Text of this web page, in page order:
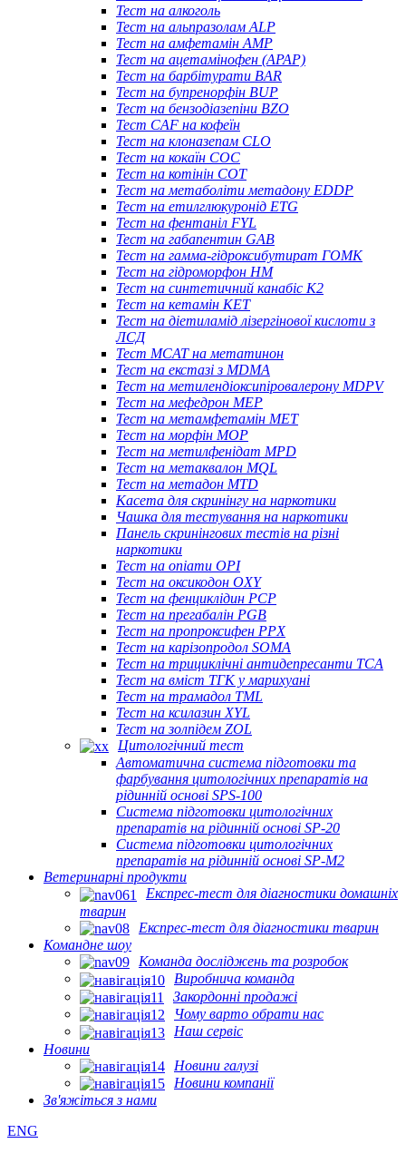
Тест на алкоголь
Тест на альпразолам ALP
Тест на амфетамін AMP
Тест на ацетамінофен (APAP)
Тест на барбітурати BAR
Тест на бупренорфін BUP
Тест на бензодіазепіни BZO
Тест CAF на кофеїн
Тест на клоназепам CLO
Тест на кокаїн COC
Тест на котінін COT
Тест на метаболіти метадону EDDP
Тест на етилглюкуронід ETG
Тест на фентаніл FYL
Тест на габапентин GAB
Тест на гамма-гідроксибутират ГОМК
Тест на гідроморфон HM
Тест на синтетичний канабіс K2
Тест на кетамін KET
Тест на діетиламід лізергінової кислоти з
ЛСД
Тест MCAT на метатинон
Тест на екстазі з MDMA
Тест на метилендіоксипіровалерону MDPV
Тест на мефедрон MEP
Тест на метамфетамін MET
Тест на морфін MOP
Тест на метилфенідат MPD
Тест на метаквалон MQL
Тест на метадон MTD
Касета для скринінгу на наркотики
Чашка для тестування на наркотики
Панель скринінгових тестів на різні
наркотики
Тест на опіати OPI
Тест на оксикодон OXY
Тест на фенциклідин PCP
Тест на прегабалін PGB
Тест на пропроксифен PPX
Тест на карізопродол SOMA
Тест на трициклічні антидепресанти TCA
Тест на вміст ТГК у марихуані
Тест на трамадол TML
Тест на ксилазин XYL
Тест на золпідем ZOL
Цитологічний тест
Автоматична система підготовки та
фарбування цитологічних препаратів на
рідинній основі SPS-100
Система підготовки цитологічних
препаратів на рідинній основі SP-20
Система підготовки цитологічних
препаратів на рідинній основі SP-M2
Ветеринарні продукти
Експрес-тест для діагностики домашніх
тварин
Експрес-тест для діагностики тварин
Командне шоу
Команда досліджень та розробок
Виробнича команда
Закордонні продажі
Чому варто обрати нас
Наш сервіс
Новини
Новини галузі
Новини компанії
Зв'яжіться з нами
ENG